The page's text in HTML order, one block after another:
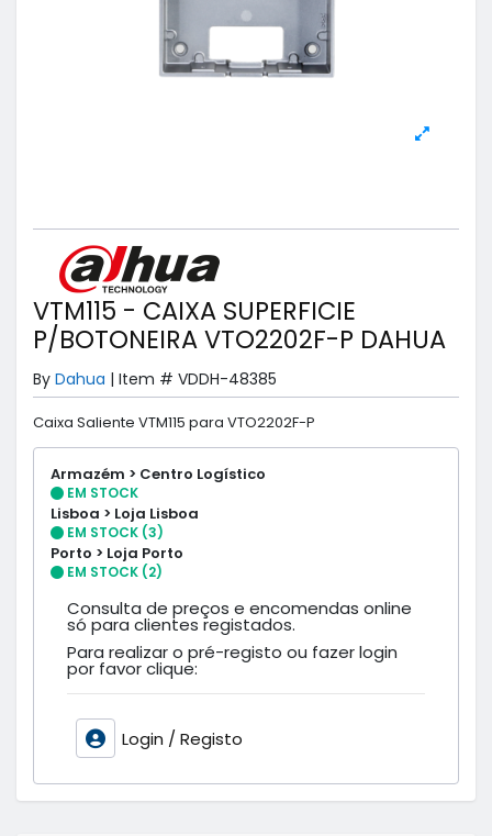
VTM115 - CAIXA SUPERFICIE
P/BOTONEIRA VTO2202F-P DAHUA
By Dahua | Item # VDDH-48385
Caixa Saliente VTM115 para VTO2202F-P
Armazém > Centro Logístico
EM STOCK
Lisboa > Loja Lisboa
EM STOCK (3)
Porto > Loja Porto
EM STOCK (2)
Consulta de preços e encomendas online
só para clientes registados.
Para realizar o pré-registo ou fazer login
por favor clique:
Login / Registo